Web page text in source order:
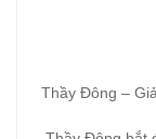
Thầy Đông –